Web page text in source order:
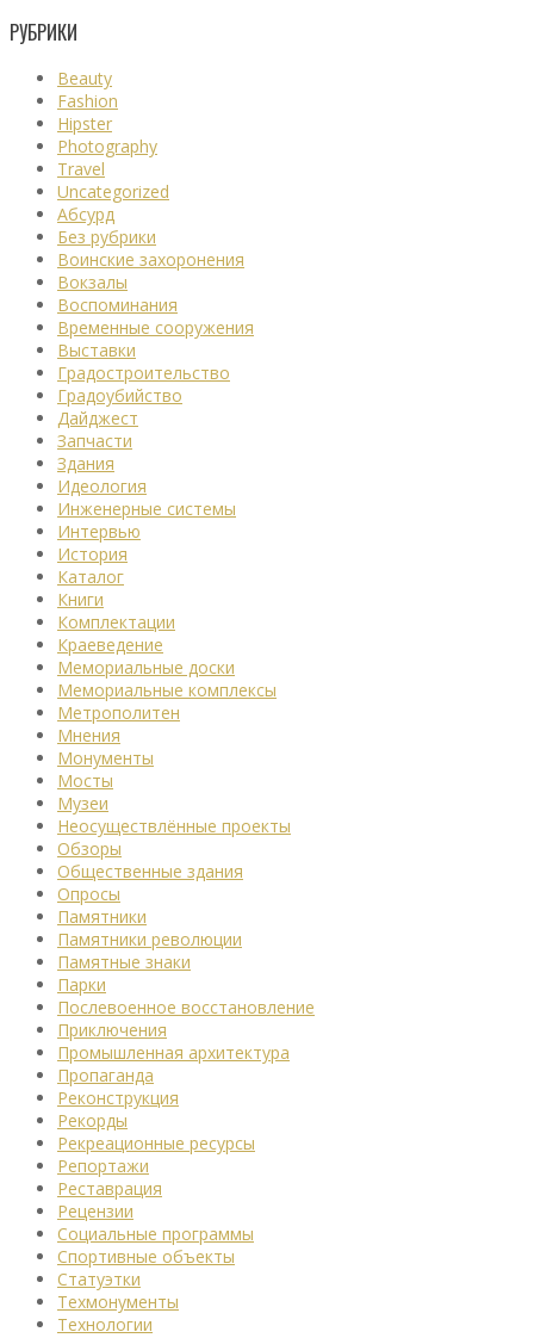
РУБРИКИ
Beauty
Fashion
Hipster
Photography
Travel
Uncategorized
Абсурд
Без рубрики
Воинские захоронения
Вокзалы
Воспоминания
Временные сооружения
Выставки
Градостроительство
Градоубийство
Дайджест
Запчасти
Здания
Идеология
Инженерные системы
Интервью
История
Каталог
Книги
Комплектации
Краеведение
Мемориальные доски
Мемориальные комплексы
Метрополитен
Мнения
Монументы
Мосты
Музеи
Неосуществлённые проекты
Обзоры
Общественные здания
Опросы
Памятники
Памятники революции
Памятные знаки
Парки
Послевоенное восстановление
Приключения
Промышленная архитектура
Пропаганда
Реконструкция
Рекорды
Рекреационные ресурсы
Репортажи
Реставрация
Рецензии
Социальные программы
Спортивные объекты
Статуэтки
Техмонументы
Технологии